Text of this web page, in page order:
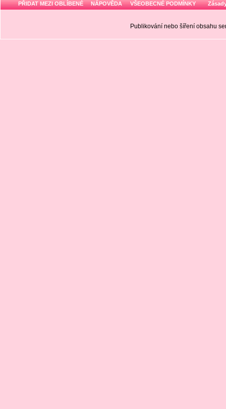
PŘIDAT MEZI OBLÍBENÉ NÁPOVĚDA VŠEOBECNÉ PODMÍNKY
Publikování nebo šíření obsahu